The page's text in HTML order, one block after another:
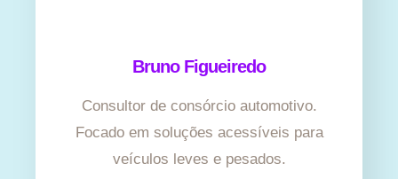
Bruno Figueiredo
Consultor de consórcio automotivo.
Focado em soluções acessíveis para
veículos leves e pesados.